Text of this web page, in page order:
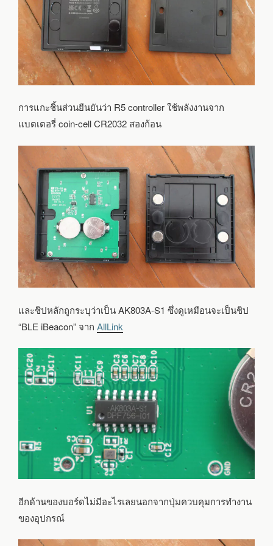
การแกะชิ้นส่วนยืนยันว่า R5 controller ใช้พลังงานจาก
แบตเตอรี่ coin-cell CR2032 สองก้อน
และชิปหลักถูกระบุว่าเป็น AK803A-S1 ซึ่งดูเหมือนจะเป็นชิป
“BLE iBeacon” จาก AllLink
อีกด้านของบอร์ดไม่มีอะไรเลยนอกจากปุ่มควบคุมการทำงาน
ของอุปกรณ์